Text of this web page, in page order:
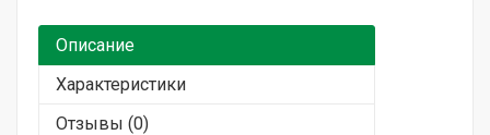
Описание
Характеристики
Отзывы (0)